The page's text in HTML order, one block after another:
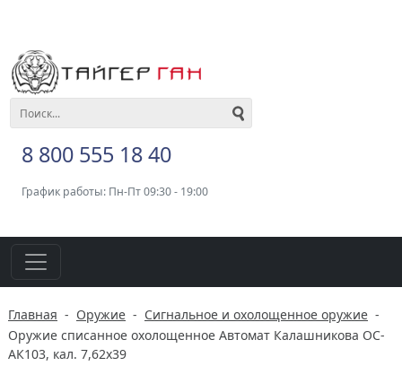
8 800 555 18 40
График работы: Пн-Пт 09:30 - 19:00
Главная - Оружие - Сигнальное и охолощенное оружие -
Оружие списанное охолощенное Автомат Калашникова ОС-
АК103, кал. 7,62x39